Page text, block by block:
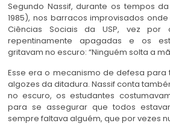
Segundo Nassif, durante os tempos
1985), nos barracos improvisados
Ciências Sociais da USP, vez por
repentinamente apagadas e os
gritavam no escuro: “Ninguém solta a
Esse era o mecanismo de defesa
algozes da ditadura. Nassif conta
no escuro, os estudantes
para se assegurar que todos
sempre faltava alguém, que por vezes